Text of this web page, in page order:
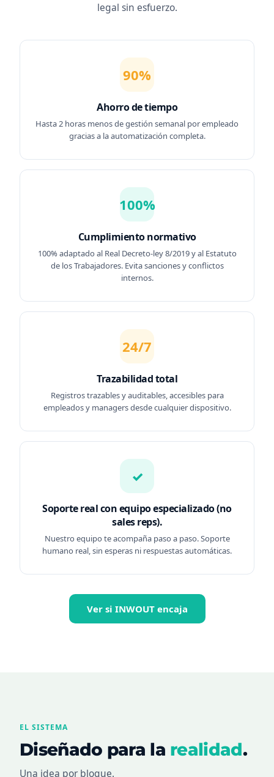
legal sin esfuerzo.
90%
Ahorro de tiempo
Hasta 2 horas menos de gestión semanal por empleado
gracias a la automatización completa.
100%
Cumplimiento normativo
100% adaptado al Real Decreto-ley 8/2019 y al Estatuto
de los Trabajadores. Evita sanciones y conflictos
internos.
24/7
Trazabilidad total
Registros trazables y auditables, accesibles para
empleados y managers desde cualquier dispositivo.
✓
Soporte real con equipo especializado (no
sales reps).
Nuestro equipo te acompaña paso a paso. Soporte
humano real, sin esperas ni respuestas automáticas.
Ver si INWOUT encaja
EL SISTEMA
Diseñado para la realidad.
Una idea por bloque.